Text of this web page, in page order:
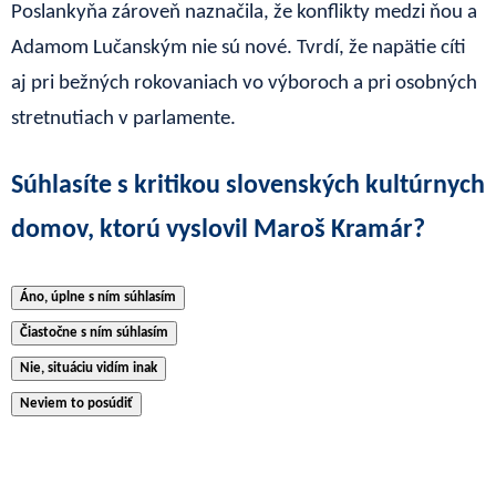
Poslankyňa zároveň naznačila, že konflikty medzi ňou a
Adamom Lučanským nie sú nové. Tvrdí, že napätie cíti
aj pri bežných rokovaniach vo výboroch a pri osobných
stretnutiach v parlamente.
Súhlasíte s kritikou slovenských kultúrnych
domov, ktorú vyslovil Maroš Kramár?
Áno, úplne s ním súhlasím
Čiastočne s ním súhlasím
Nie, situáciu vidím inak
Neviem to posúdiť